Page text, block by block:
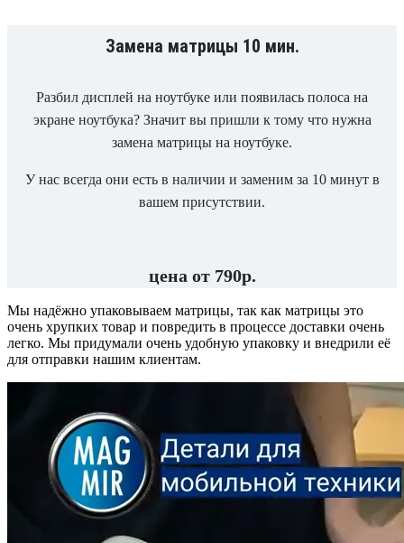
Замена матрицы 10 мин.
Разбил дисплей на ноутбуке или появилась полоса на
экране ноутбука? Значит вы пришли к тому что нужна
замена матрицы на ноутбуке.
У нас всегда они есть в наличии и заменим за 10 минут в
вашем присутствии.
цена от 790р.
Мы надёжно упаковываем матрицы, так как матрицы это
очень хрупких товар и повредить в процессе доставки очень
легко. Мы придумали очень удобную упаковку и внедрили её
для отправки нашим клиентам.